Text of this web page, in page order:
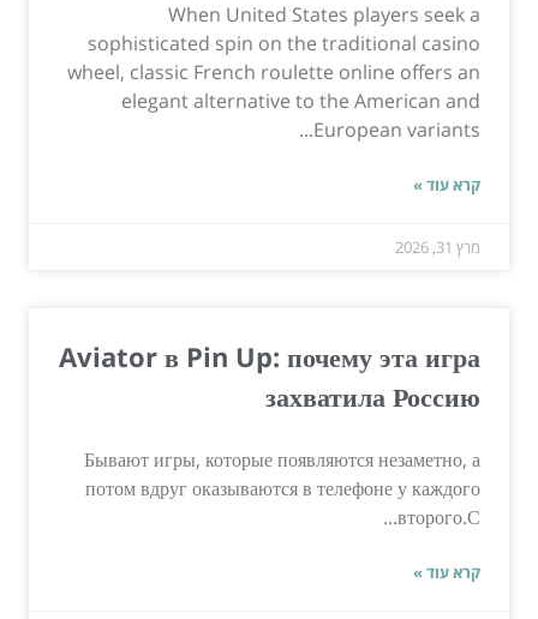
When United States players seek a
sophisticated spin on the traditional casino
wheel, classic French roulette online offers an
elegant alternative to the American and
European variants...
קרא עוד »
מרץ 31, 2026
Aviator в Pin Up: почему эта игра
захватила Россию
Бывают игры, которые появляются незаметно, а
потом вдруг оказываются в телефоне у каждого
второго.С...
קרא עוד »